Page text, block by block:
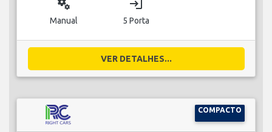
miscellaneous_services
Manual
login
5 Porta
VER DETALHES...
COMPACTO